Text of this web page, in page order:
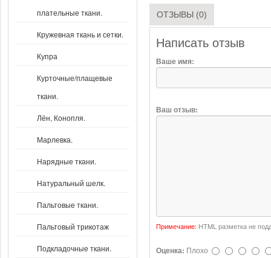
плательные ткани.
Кружевная ткань и сетки.
Купра
Курточные/плащевые
ткани.
Лён, Конопля.
Марлевка.
Нарядные ткани.
Натуральный шелк.
Пальтовые ткани.
Пальтовый трикотаж
Подкладочные ткани.
ОТЗЫВЫ (0)
Написать отзыв
Ваше имя:
Ваш отзыв:
Примечание: HTML разметка не
Оценка: Плохо